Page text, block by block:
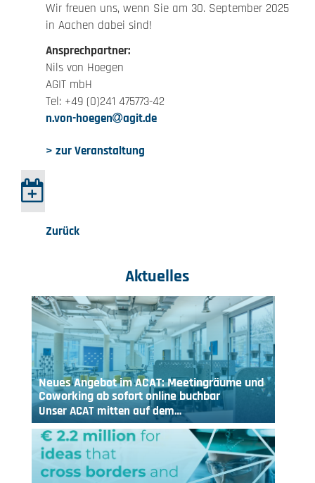
Wir freuen uns, wenn Sie am 30. September 2025
in Aachen dabei sind!
Ansprechpartner:
Nils von Hoegen
AGIT mbH
Tel: +49 (0)241 475773-42
n.von-hoegen
agit.de
> zur Veranstaltung
Zurück
Aktuelles
Neues Angebot im ACAT: Meetingräume und
Coworking ab sofort online buchbar
Unser ACAT mitten auf dem…